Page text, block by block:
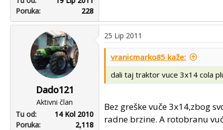
Poruka
228
Dado121
Aktivni član
Tu od
14 Kol 2010
Poruka
2,118
25 Lip 2011
vranicmarko85 kaže:
dali taj traktor vuce 3x14 cola
Bez greške vuče 3x14,zbog
radne brzine. A rotobranu